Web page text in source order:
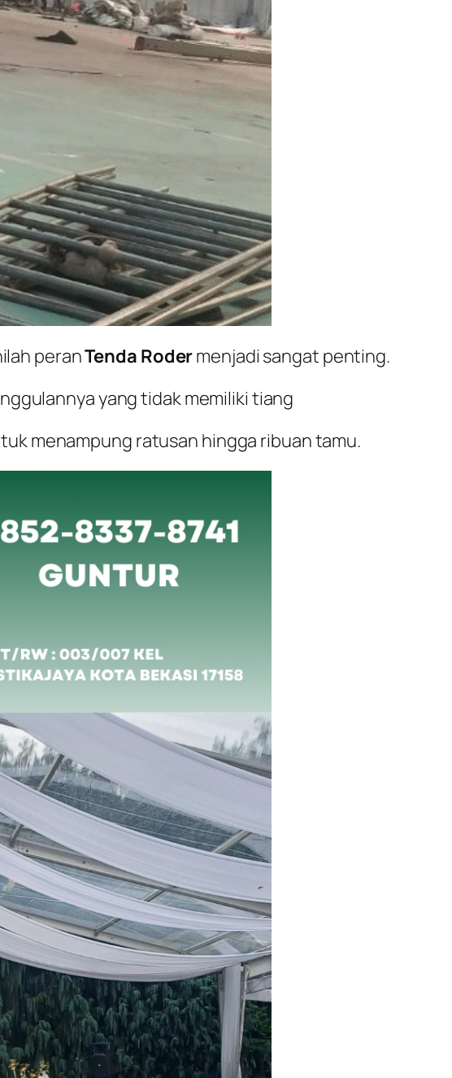
peranTenda Rodermenjadi sangat penting.
yang tidak memiliki tiang
menampung ratusan hingga ribuan tamu.